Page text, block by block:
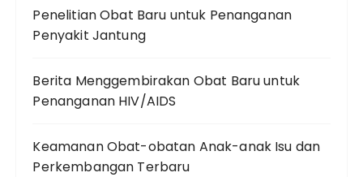
Penelitian Obat Baru untuk Penanganan
Penyakit Jantung
Berita Menggembirakan Obat Baru untuk
Penanganan HIV/AIDS
Keamanan Obat-obatan Anak-anak Isu dan
Perkembangan Terbaru